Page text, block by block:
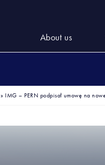
About us
» IMG – PERN podpisał umowę na